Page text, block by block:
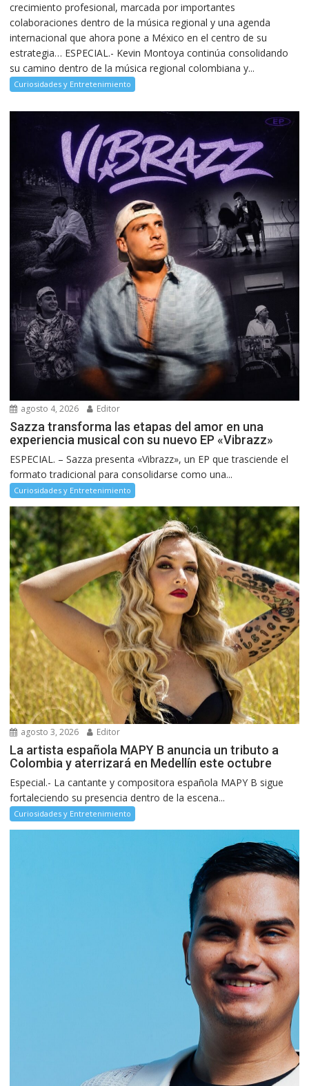
crecimiento profesional, marcada por importantes
colaboraciones dentro de la música regional y una agenda
internacional que ahora pone a México en el centro de su
estrategia… ESPECIAL.- Kevin Montoya continúa consolidando
su camino dentro de la música regional colombiana y...
Curiosidades y Entretenimiento
agosto 4, 2026 Editor
Sazza transforma las etapas del amor en una
experiencia musical con su nuevo EP «Vibrazz»
ESPECIAL. – Sazza presenta «Vibrazz», un EP que trasciende el
formato tradicional para consolidarse como una...
Curiosidades y Entretenimiento
agosto 3, 2026 Editor
La artista española MAPY B anuncia un tributo a
Colombia y aterrizará en Medellín este octubre
Especial.- La cantante y compositora española MAPY B sigue
fortaleciendo su presencia dentro de la escena...
Curiosidades y Entretenimiento